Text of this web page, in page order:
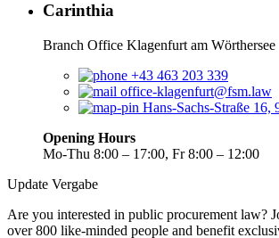
Carinthia
Branch Office Klagenfurt am Wörthersee
+43 463 203 339
office-klagenfurt@fsm.law
Hans-Sachs-Straße 16,
Opening Hours
Mo-Thu 8:00 – 17:00, Fr 8:00 – 12:00
Update Vergabe
Are you interested in public procurement law?
over 800 like-minded people and benefit